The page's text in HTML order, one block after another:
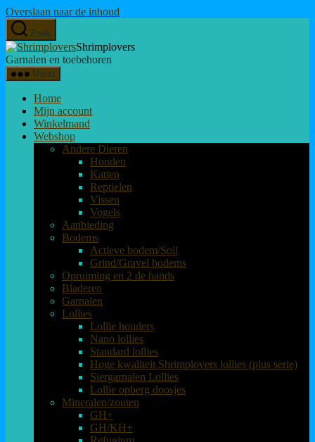
Overslaan naar de inhoud
Zoek
Shrimplovers
Garnalen en toebehoren
Menu
Home
Mijn account
Winkelmand
Webshop
Andere Dieren
Honden
Katten
Reptielen
Vissen
Vogels
Aanbieding
Bodems
Actieve bodem/Soil
Grind/Gravel bodems
Opruiming en 2 de hands
Bladeren
Garnalen
Lollies
Lollie houders
Nano lollies
Standard lollies
Hoge kwaliteit Shrimplovers lollies (plus serie)
Siergarnalen Lollies
Lollie opberg doosjes
Mineralen/zouten
GH+
GH/KH+